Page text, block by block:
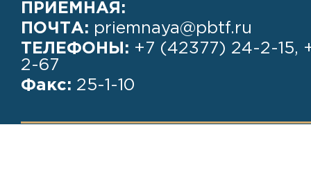
ПРИЕМНАЯ:
ПОЧТА: priemnaya@pbtf.ru
ТЕЛЕФОНЫ: +7 (42377) 24-2-15,
2-67
Факс: 25-1-10